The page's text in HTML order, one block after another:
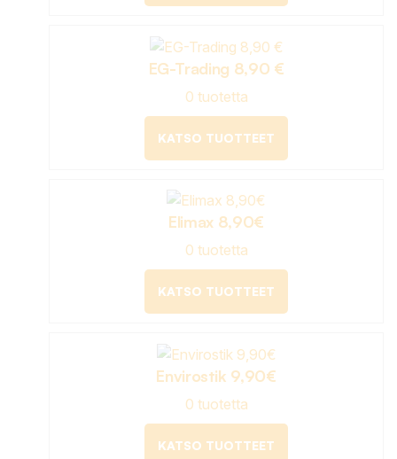
EG-Trading 8,90 €
0 tuotetta
KATSO TUOTTEET
Elimax 8,90€
0 tuotetta
KATSO TUOTTEET
Envirostik 9,90€
0 tuotetta
KATSO TUOTTEET